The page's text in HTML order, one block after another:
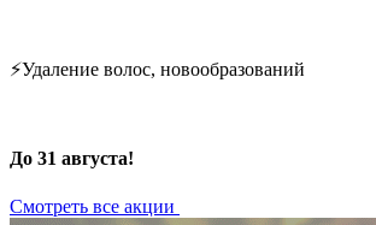
⚡Удаление волос, новообразований
До 31 августа!
Смотреть все акции